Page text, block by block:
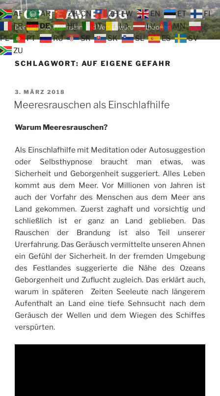
Zum
Inhalt
springen
TOP TEAM BLOG
Der tägliche Wahnsinn und Verschwörungstheorien
SCHLAGWORT: AUF EIGENE GEFAHR
VERÖFFENTLICHT
AM
3. MÄRZ 2018
Meeresrauschen als Einschlafhilfe
Warum Meeresrauschen?
Als Einschlafhilfe mit Meditation oder Autosuggestion
oder Selbsthypnose braucht man etwas, was
Sicherheit und Geborgenheit suggeriert. Alles Leben
kommt aus dem Meer. Vor Millionen von Jahren ist
auch der Vorfahr des Menschen aus dem Meer ans
Land gekommen. Zuerst zaghaft und vorsichtig und
schließlich ist er ganz an Land geblieben. Das
Rauschen der Brandung ist also Teil unserer
Urerfahrung. Das Geräusch vermittelte unseren Ahnen
ein Gefühl der Sicherheit. In der fremden Umgebung
des Festlandes suggerierte die Nähe des Ozeans
Geborgenheit und Zuflucht zugleich. Das erklärt auch,
warum in späteren Zeiten Seeleute nach längerem
Aufenthalt an Land eine tiefe Sehnsucht nach dem
Geräusch der Wellen und dem Wiegen des Schiffes
verspürten.
AF AR ZH-CN ZH-TW EN ET
FI
FR
DE HU IT LA LV
MN
PL
PT RU SR SK SL ES
SV
ZU